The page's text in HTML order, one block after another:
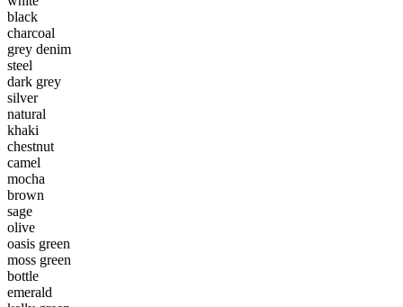
black
charcoal
grey denim
steel
dark grey
silver
natural
khaki
chestnut
camel
mocha
brown
sage
olive
oasis green
moss green
bottle
emerald